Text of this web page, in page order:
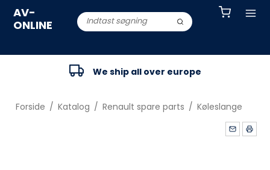
AV-
ONLINE
We ship all over europe
Forside / Katalog / Renault spare parts / Køleslange